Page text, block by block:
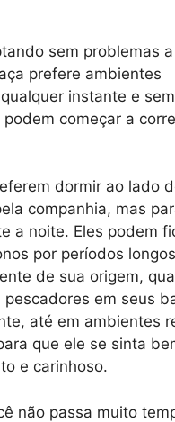
sem problemas
prefere ambientes
instante e
começar a
dormir ao lado
companhia, mas
a noite. Eles podem
por períodos
de sua origem,
pescadores em seus
até em ambientes
que ele se sinta
e carinhoso.
não passa muito